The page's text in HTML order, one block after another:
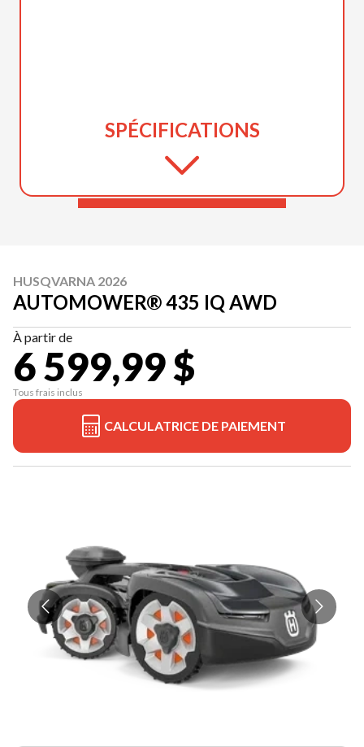
SPÉCIFICATIONS
HUSQVARNA 2026
AUTOMOWER® 435 IQ AWD
À partir de
6 599,99 $
Tous frais inclus
CALCULATRICE DE PAIEMENT